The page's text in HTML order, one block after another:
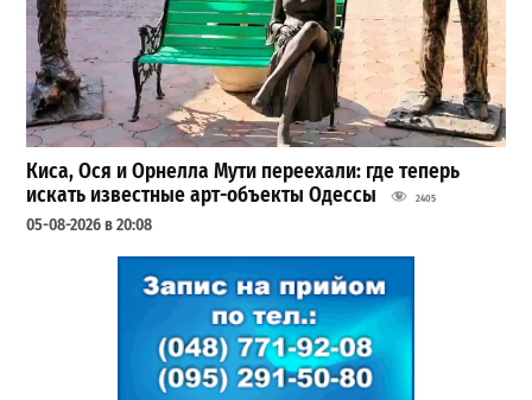
Киса, Ося и Орнелла Мути переехали: где теперь
искать известные арт-объекты Одессы
2405
05-08-2026 в 20:08